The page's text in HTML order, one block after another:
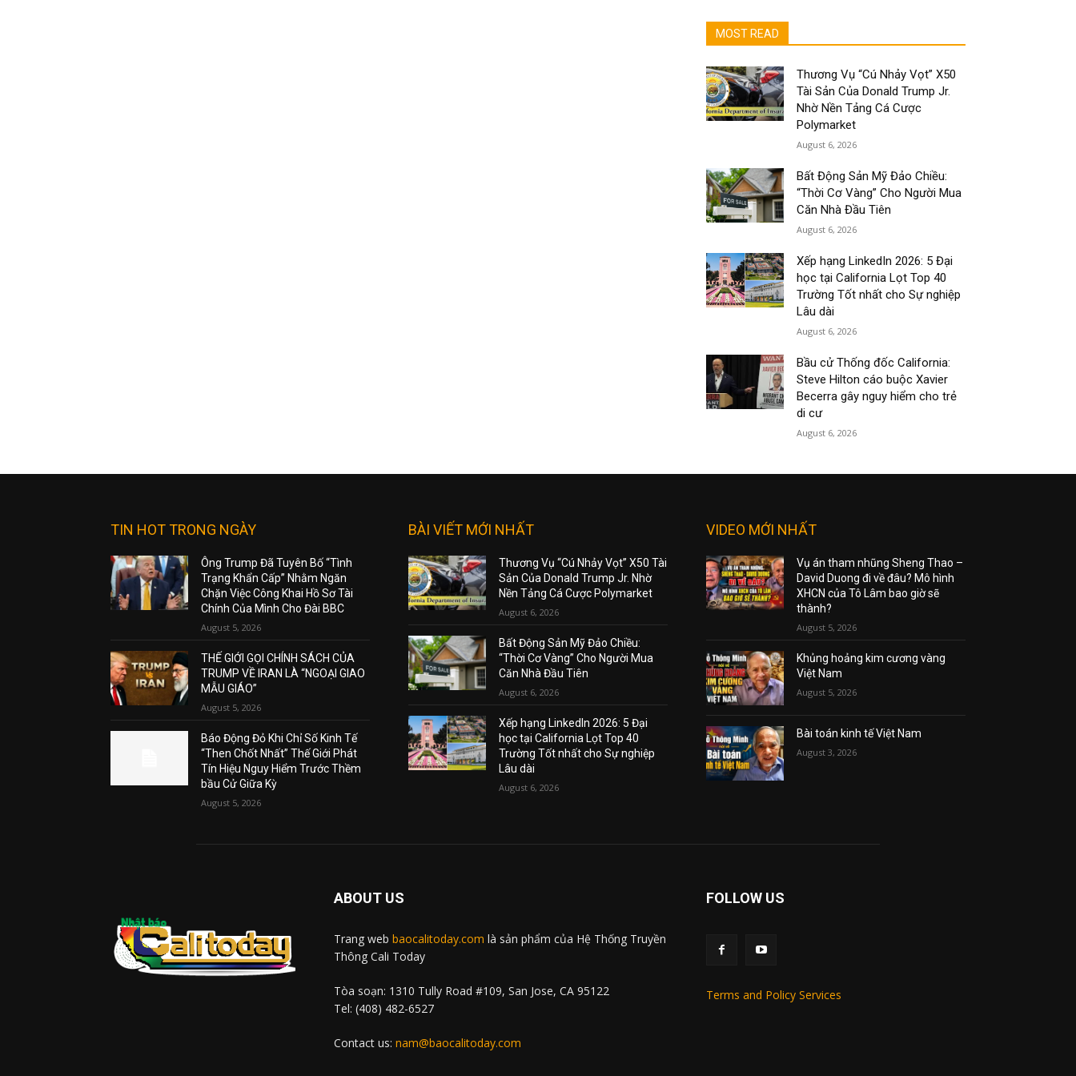
MOST READ
Thương Vụ “Cú Nhảy Vọt” X50
Tài Sản Của Donald Trump Jr.
Nhờ Nền Tảng Cá Cược
Polymarket
August 6, 2026
Bất Động Sản Mỹ Đảo Chiều:
“Thời Cơ Vàng” Cho Người Mua
Căn Nhà Đầu Tiên
August 6, 2026
Xếp hạng LinkedIn 2026: 5 Đại
học tại California Lọt Top 40
Trường Tốt nhất cho Sự nghiệp
Lâu dài
August 6, 2026
Bầu cử Thống đốc California:
Steve Hilton cáo buộc Xavier
Becerra gây nguy hiểm cho trẻ
di cư
August 6, 2026
TIN HOT TRONG NGÀY
Ông Trump Đã Tuyên Bố “Tình
Trạng Khẩn Cấp” Nhằm Ngăn
Chặn Việc Công Khai Hồ Sơ Tài
Chính Của Mình Cho Đài BBC
August 5, 2026
THẾ GIỚI GỌI CHÍNH SÁCH CỦA
TRUMP VỀ IRAN LÀ “NGOẠI GIAO
MẪU GIÁO”
August 5, 2026
Báo Động Đỏ Khi Chỉ Số Kinh Tế
“Then Chốt Nhất” Thế Giới Phát
Tín Hiệu Nguy Hiểm Trước Thềm
bầu Cử Giữa Kỳ
August 5, 2026
BÀI VIẾT MỚI NHẤT
Thương Vụ “Cú Nhảy Vọt” X50 Tài
Sản Của Donald Trump Jr. Nhờ
Nền Tảng Cá Cược Polymarket
August 6, 2026
Bất Động Sản Mỹ Đảo Chiều:
“Thời Cơ Vàng” Cho Người Mua
Căn Nhà Đầu Tiên
August 6, 2026
Xếp hạng LinkedIn 2026: 5 Đại
học tại California Lọt Top 40
Trường Tốt nhất cho Sự nghiệp
Lâu dài
August 6, 2026
VIDEO MỚI NHẤT
Vụ án tham nhũng Sheng Thao –
David Duong đi về đâu? Mô hình
XHCN của Tô Lâm bao giờ sẽ
thành?
August 5, 2026
Khủng hoảng kim cương vàng
Việt Nam
August 5, 2026
Bài toán kinh tế Việt Nam
August 3, 2026
ABOUT US
Trang web baocalitoday.com là sản phẩm của Hệ Thống Truyền
Thông Cali Today
Tòa soạn: 1310 Tully Road #109, San Jose, CA 95122
Tel: (408) 482-6527
Contact us: nam@baocalitoday.com
FOLLOW US
Terms and Policy Services